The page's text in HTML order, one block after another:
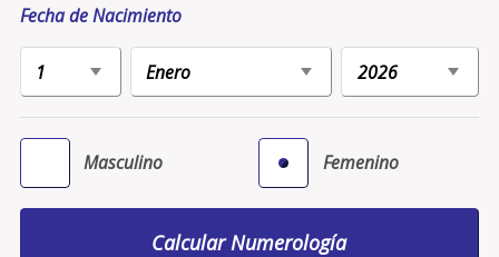
Fecha de Nacimiento
Masculino Femenino